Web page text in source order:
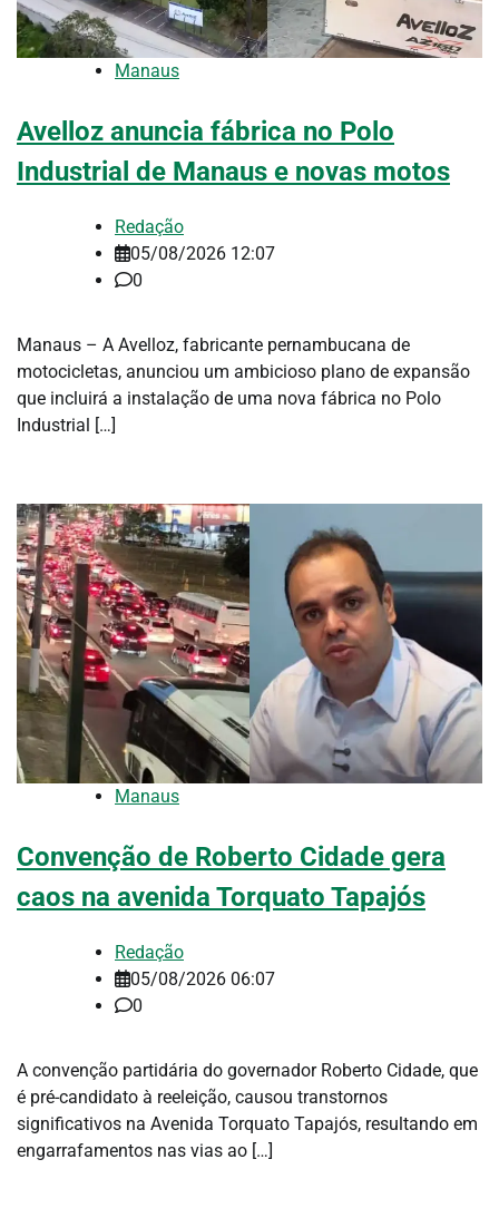
Manaus
Avelloz anuncia fábrica no Polo
Industrial de Manaus e novas motos
Redação
05/08/2026 12:07
0
Manaus – A Avelloz, fabricante pernambucana de
motocicletas, anunciou um ambicioso plano de expansão
que incluirá a instalação de uma nova fábrica no Polo
Industrial […]
Manaus
Convenção de Roberto Cidade gera
caos na avenida Torquato Tapajós
Redação
05/08/2026 06:07
0
A convenção partidária do governador Roberto Cidade, que
é pré-candidato à reeleição, causou transtornos
significativos na Avenida Torquato Tapajós, resultando em
engarrafamentos nas vias ao […]